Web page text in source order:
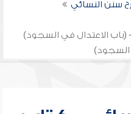
سنن النسائي
(باب الاعتدال في السجود)
السجود)